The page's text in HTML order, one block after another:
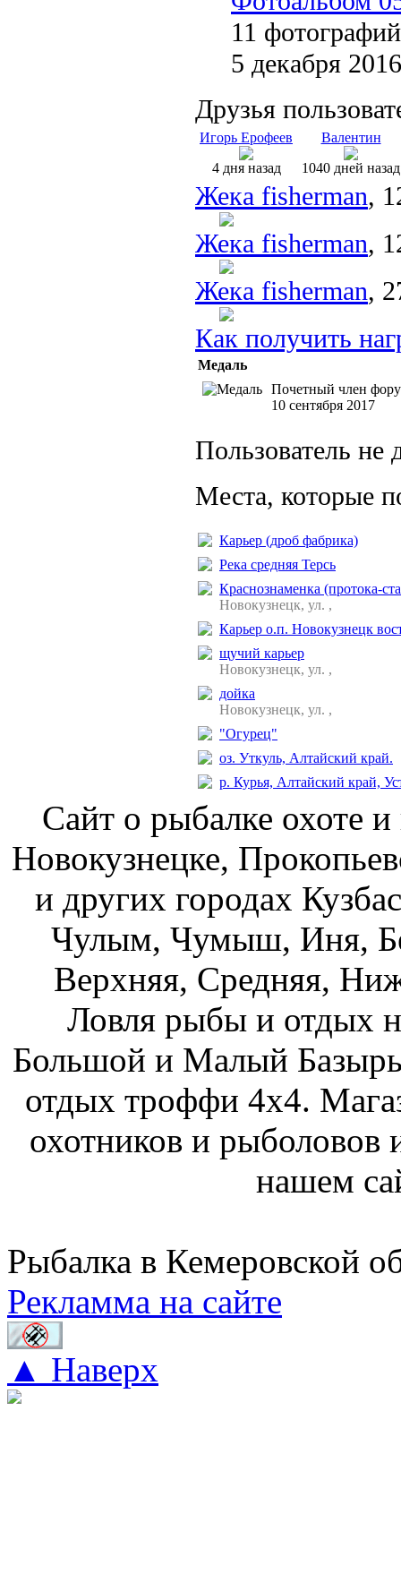
11 фотографий
5 декабря 2016
Друзья
Игорь Ерофеев
4 дня назад
Валентин
1040 дней назад
Жека fisherman,
Жека fisherman,
Жека fisherman,
Как получить
Медаль
Почетный член
10 сентября 2017
Пользователь не
Места, которые
Карьер (дроб фабрика)
Река средняя Терсь
Краснознаменка (протока-
Новокузнецк, ул. ,
Карьер о.п. Новокузнецк
щучий карьер
Новокузнецк, ул. ,
дойка
Новокузнецк, ул. ,
"Огурец"
оз. Уткуль, Алтайский край.
р. Курья, Алтайский край,
Сайт о рыбалке охоте
Новокузнецке,
и других городах
Чулым, Чумыш, Иня,
Верхняя, Средняя,
Ловля рыбы и отдых
Большой и Малый
отдых троффи 4х4.
охотников и рыболовов
нашем
Рыбалка в Кемеровской
Рекламма на сайте
▲ Наверх